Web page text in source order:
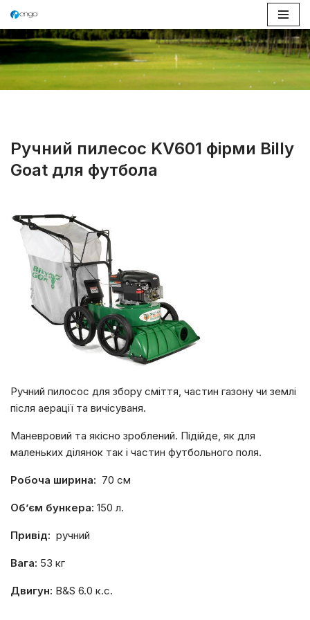
Перейти
вмісту
Ручний пилесос KV601 фірми Billy
Goat для футбола
Ручний пилосос для збору сміття, частин газону чи землі
після аерації та вичісуваня.
Маневровий та якісно зроблений. Підійде, як для
маленьких ділянок так і частин футбольного поля.
Робоча ширина: 70 см
Об’єм бункера: 150 л.
Привід: ручний
Вага: 53 кг
Двигун: B&S 6.0 к.с.